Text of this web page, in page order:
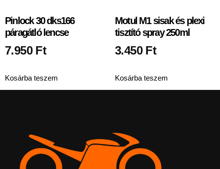
Pinlock 30 dks166
páragátló lencse
7.950 Ft
Kosárba teszem
Motul M1 sisak és plexi
tisztító spray 250ml
3.450 Ft
Kosárba teszem